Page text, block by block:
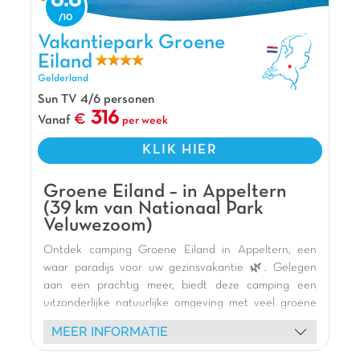
Vakantiepark de Scheepsbel bevindt zich
midden in de Veluwe. Je kunt hier fijn wandelen
en genieten van de natuur. Het park wordt
namelijk omringd door bossen, heide en een
zandverstuiving met dieren. Daarnaast heeft De
Scheepsbel een mooie indoorspeeltuin. Ook
heeft de Scheepsbel 2 nieuwe zwembaden van
in totaal 490 m2. Dat is twee keer zo groot als
Pluspunten
Gelegen op De Veluwe
Gezellige indoorspeeltuin De Speelpiraat
Op nog geen 14 km van Walibi Holland
Vakantiepark Groene Eiland, Vakantiepark Gelderland
Vakantiepark Groene
Eiland
Gelderland
Sun TV 4/6 personen
Vanaf
316 per week
KLIK HIER
Groene Eiland – in Appeltern
(39 km van Nationaal Park
Veluwezoom)
Ontdek camping Groene Eiland in Appeltern, een
waar paradijs voor uw gezinsvakantie 🌿. Gelegen
aan een prachtig meer, biedt deze camping een
uitzonderlijke natuurlijke omgeving met veel groene
staanplaatsen en prachtige zandstranden 🏖️. Geniet
van een veelvoud aan watersportactiviteiten 🏊:
MEER INFORMATIE